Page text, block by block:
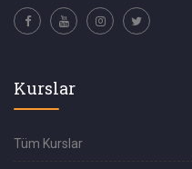
Kurslar
Tüm Kurslar